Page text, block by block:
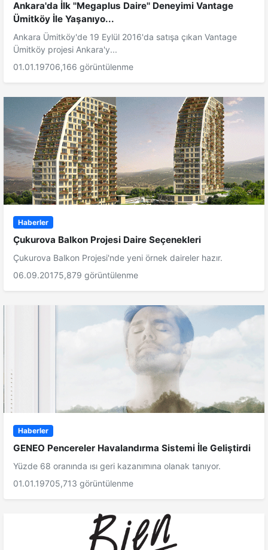
Ankara'da İlk ''Megaplus Daire'' Deneyimi Vantage
Ümitköy İle Yaşanıyo...
Ankara Ümitköy'de 19 Eylül 2016'da satışa çıkan Vantage
Ümitköy projesi Ankara'y...
01.01.19706,166 görüntülenme
Haberler
Çukurova Balkon Projesi Daire Seçenekleri
Çukurova Balkon Projesi'nde yeni örnek daireler hazır.
06.09.20175,879 görüntülenme
Haberler
GENEO Pencereler Havalandırma Sistemi İle Geliştirdi
Yüzde 68 oranında ısı geri kazanımına olanak tanıyor.
01.01.19705,713 görüntülenme